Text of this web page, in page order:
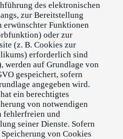
des elektronischen
zur Bereitstellung
erwünschter Funktionen
oder zur
(z. B. Cookies zur
erforderlich sind
werden auf Grundlage von
gespeichert, sofern
angegeben wird.
ein berechtigtes
von notwendigen
fehlerfreien und
seiner Dienste. Sofern
von Cookies